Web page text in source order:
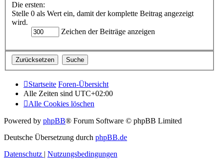
Die ersten:
Stelle 0 als Wert ein, damit der komplette Beitrag angezeigt
wird.
Zeichen der Beiträge anzeigen
Startseite Foren-Übersicht
Alle Zeiten sind UTC+02:00
Alle Cookies löschen
Powered by phpBB® Forum Software © phpBB Limited
Deutsche Übersetzung durch phpBB.de
Datenschutz | Nutzungsbedingungen